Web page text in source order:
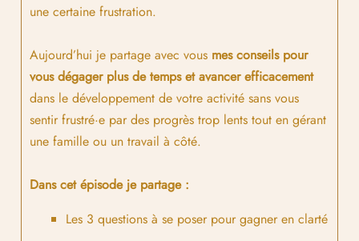
une certaine frustration.
Aujourd’hui je partage avec vous mes conseils pour
vous dégager plus de temps et avancer efficacement
dans le développement de votre activité sans vous
sentir frustré·e par des progrès trop lents tout en gérant
une famille ou un travail à côté.
Dans cet épisode je partage :
Les 3 questions à se poser pour gagner en clarté